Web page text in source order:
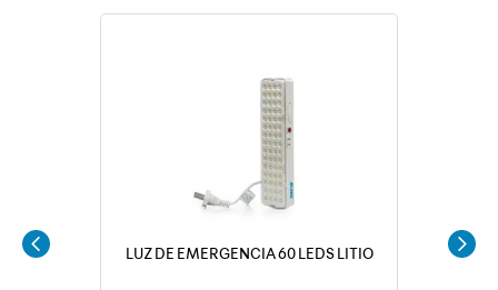
LUZ DE EMERGENCIA 60 LEDS LITIO